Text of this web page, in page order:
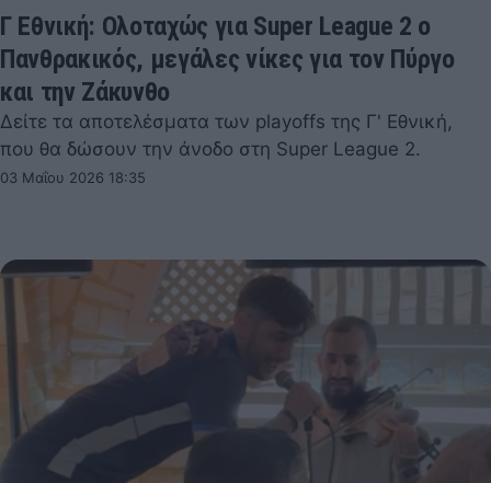
Γ Εθνική: Ολοταχώς για Super League 2 ο
Πανθρακικός, μεγάλες νίκες για τον Πύργο
και την Ζάκυνθο
Δείτε τα αποτελέσματα των playoffs της Γ' Εθνική,
που θα δώσουν την άνοδο στη Super League 2.
03 Μαΐου 2026 18:35